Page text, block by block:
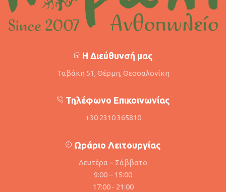
Η Διεύθυνσή μας
Ταβάκη 51, Θέρμη, Θεσσαλονίκη
Τηλέφωνο Επικοινωνίας
+30 2310 365810
Ωράριο Λειτουργίας
Δευτέρα – Σάββατο
9:00 – 15:00
17:00 - 21:00